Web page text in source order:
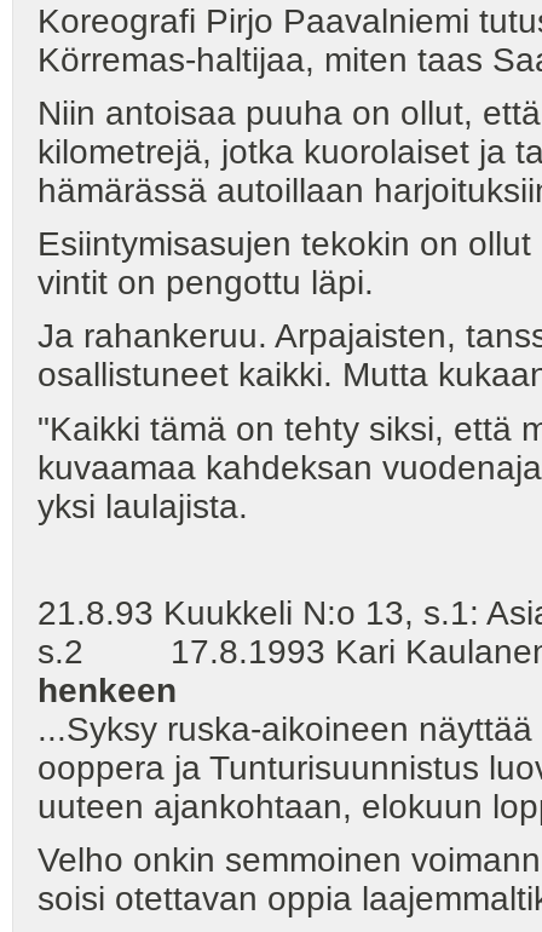
Koreografi Pirjo Paavalniemi
Körremas-haltijaa, miten taas
Niin antoisaa puuha on ollut,
kilometrejä, jotka kuorolaiset ja
hämärässä autoillaan
Esiintymisasujen tekokin on
vintit on pengottu läpi.
Ja rahankeruu. Arpajaisten,
osallistuneet kaikki. Mutta
"Kaikki tämä on tehty siksi, että
kuvaamaa kahdeksan
yksi laulajista.
21.8.93 Kuukkeli N:o 13, s.1:
s.2 17.8.1993 Kari
henkeen
...Syksy ruska-aikoineen
ooppera ja Tunturisuunnistus
uuteen ajankohtaan, elokuun
Velho onkin semmoinen
soisi otettavan oppia